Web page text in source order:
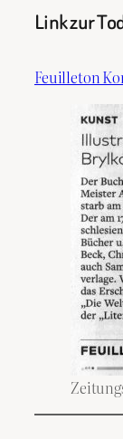
Link zur
Feuilleton